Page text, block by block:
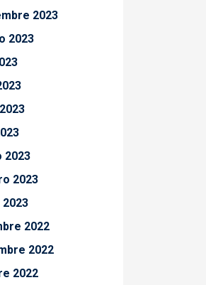
2023
2023
2023
2023
2022
2022
2022